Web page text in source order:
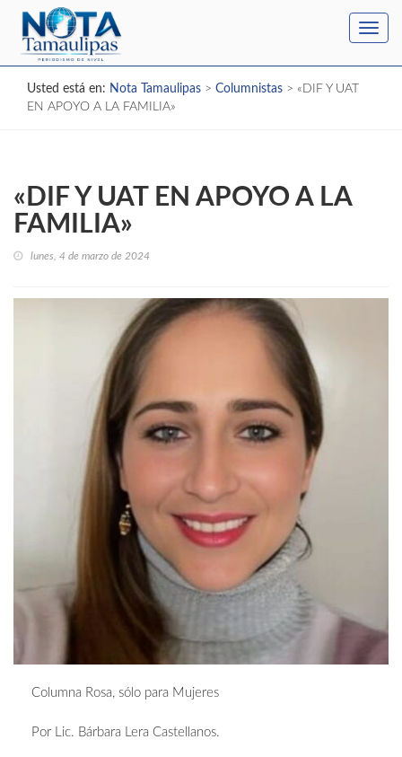
Usted está en: Nota Tamaulipas > Columnistas > «DIF Y UAT
EN APOYO A LA FAMILIA»
«DIF Y UAT EN APOYO A LA
FAMILIA»
lunes, 4 de marzo de 2024
Columna Rosa, sólo para Mujeres
Por Lic. Bárbara Lera Castellanos.